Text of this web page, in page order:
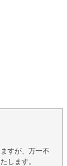
すが、万一不
します。